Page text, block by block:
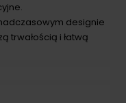
designie
trwałością i łatwą